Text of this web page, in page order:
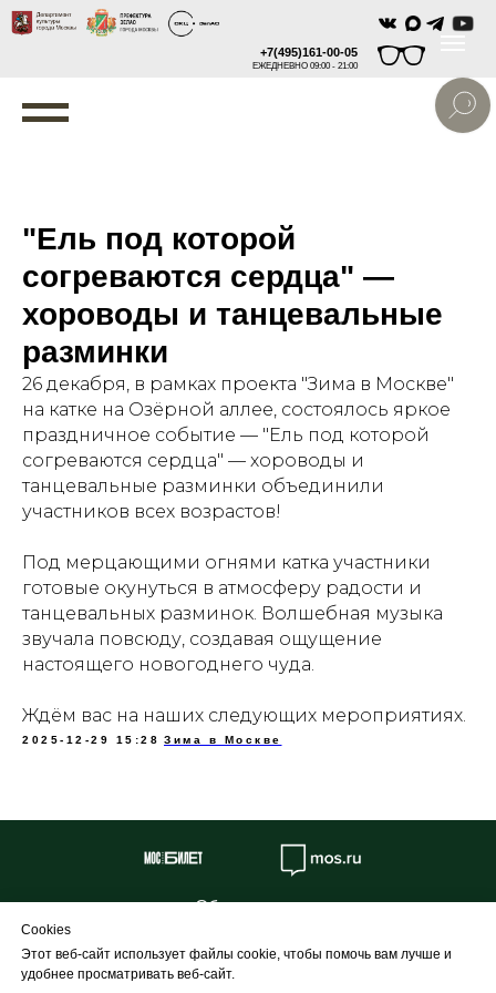
+7(495)161-00-05
ЕЖЕДНЕВНО 09:00 - 21:00
"Ель под которой
согреваются сердца" —
хороводы и танцевальные
разминки
26 декабря, в рамках проекта "Зима в Москве"
на катке на Озёрной аллее, состоялось яркое
праздничное событие — "Ель под которой
согреваются сердца" — хороводы и
танцевальные разминки объединили
участников всех возрастов!
Под мерцающими огнями катка участники
готовые окунуться в атмосферу радости и
танцевальных разминок. Волшебная музыка
звучала повсюду, создавая ощущение
настоящего новогоднего чуда.
Ждём вас на наших следующих мероприятиях.
2025-12-29 15:28 Зима в Москве
Об учреждении
Профилактика
Cookies
Этот веб-сайт использует файлы cookie, чтобы помочь вам лучше и
удобнее просматривать веб-сайт.